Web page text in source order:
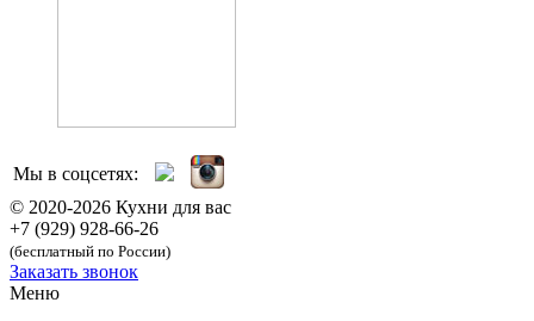
Мы в соцсетях:
© 2020-2026 Кухни для вас
+7 (929) 928-66-26
(бесплатный по России)
Заказать звонок
Меню